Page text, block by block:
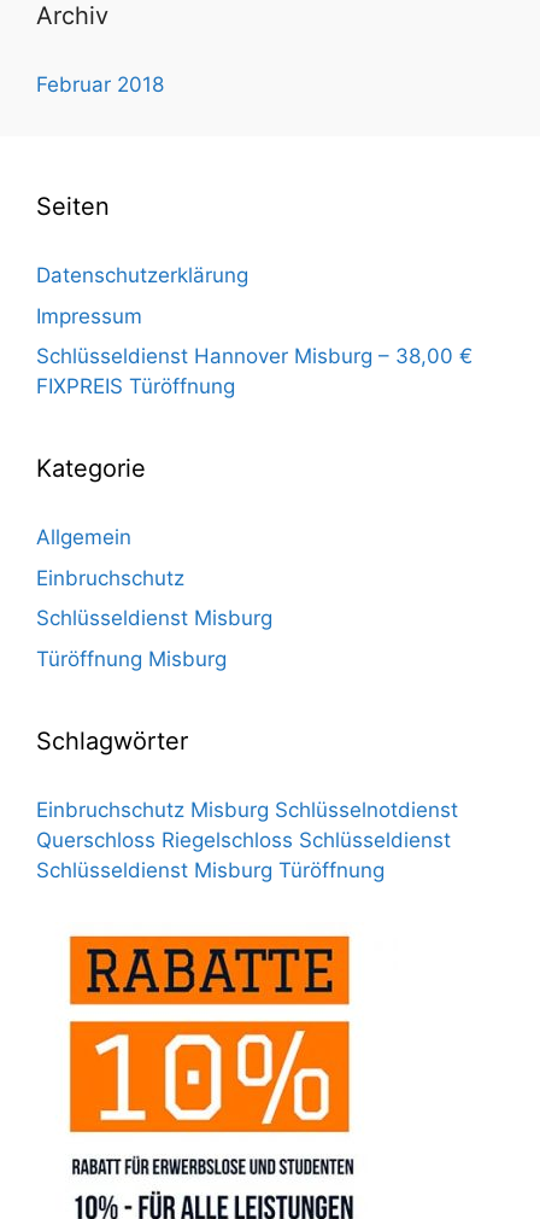
Archiv
Februar 2018
Seiten
Datenschutzerklärung
Impressum
Schlüsseldienst Hannover Misburg – 38,00 €
FIXPREIS Türöffnung
Kategorie
Allgemein
Einbruchschutz
Schlüsseldienst Misburg
Türöffnung Misburg
Schlagwörter
Einbruchschutz Misburg Schlüsselnotdienst
Querschloss Riegelschloss Schlüsseldienst
Schlüsseldienst Misburg Türöffnung